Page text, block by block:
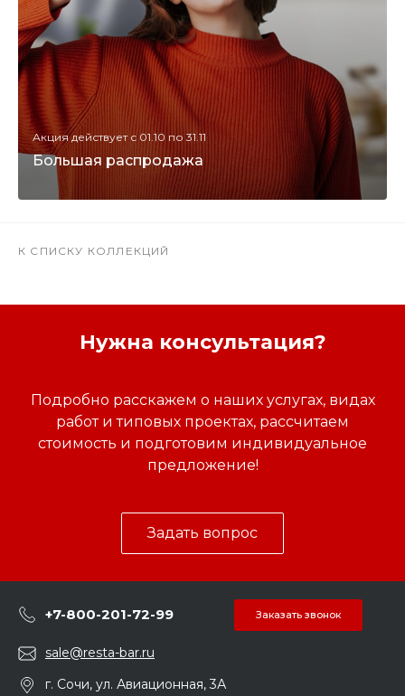
Акция действует с 01.10 по 31.11
Большая распродажа
К СПИСКУ КОЛЛЕКЦИЙ
Нужна консультация?
Подробно расскажем о наших услугах, видах
работ и типовых проектах, рассчитаем
стоимость и подготовим индивидуальное
предложение!
Задать вопрос
+7-800-201-72-99 Заказать звонок
sale@resta-bar.ru
г. Сочи, ул. Авиационная, 3А